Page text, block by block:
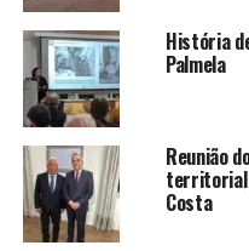
História
Palmela
Reunião
territorial
Costa